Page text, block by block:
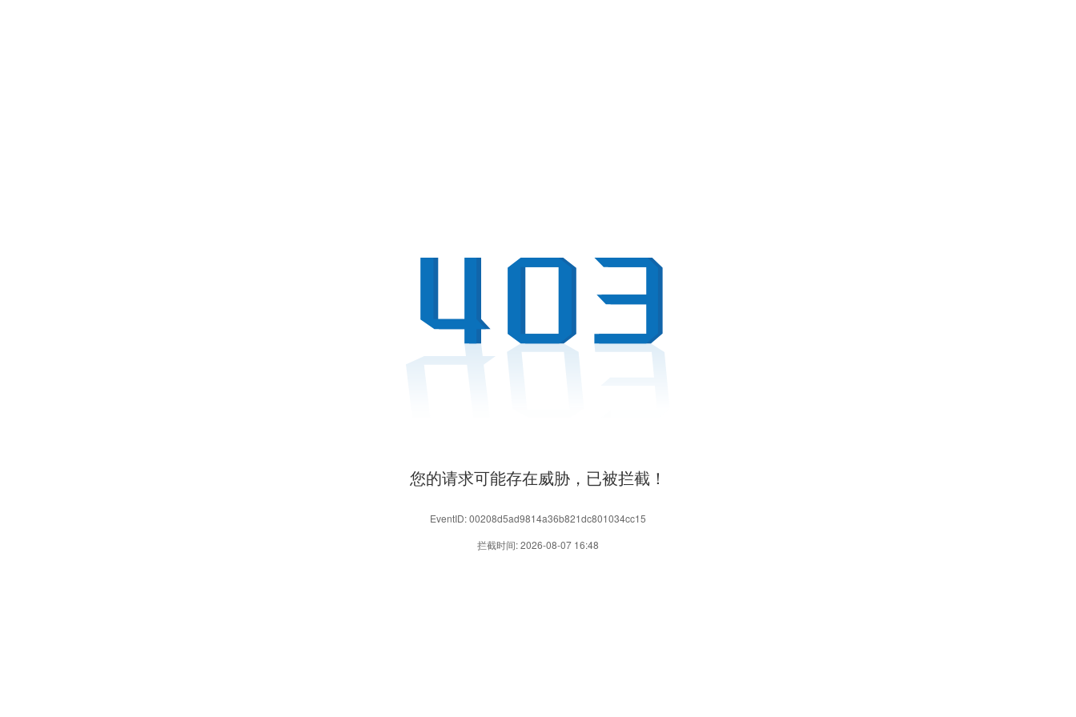
您的请求可能存在威胁，已被拦截！
EventID: 00208d5ad9814a36b821dc801034cc15
拦截时间: 2026-08-07 16:48